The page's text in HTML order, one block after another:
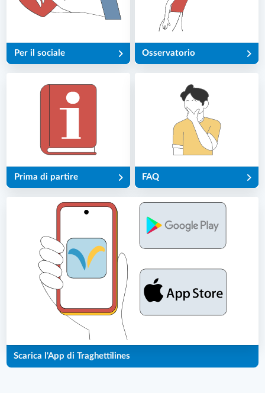
Per il sociale Osservatorio
Prima di partire FAQ
Scarica l'App di Traghettilines